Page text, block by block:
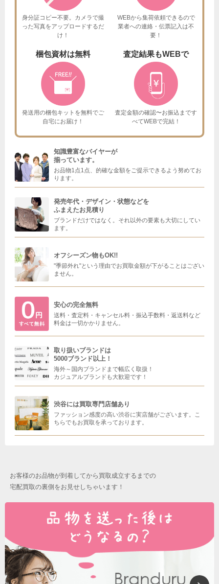
身分証コピー不要。カメラで撮
った写真をアップロードするだ
け！
WEBから集荷依頼できるので
業者への連絡・伝票記入は不
要！
梱包資材は無料
発送用の梱包キットを無料でご
自宅にお届け！
査定結果もWEBで
査定金額の確認〜お振込まです
べてWEBで完結！
知識豊富なバイヤーが
揃っています。
お品物1点1点、的確な金額をご提示できるよう努めてお
ります。
発売年代・デザイン・状態などを
ふまえたお見積り
ブランドだけではなく。それ以外の要素も大切にしてい
ます。
オフシーズン物もOK!!
"季節外れ"という理由でお買取金額が下がることはござい
ません。
安心の完全無料
送料・査定料・キャンセル料・振込手数料・返送料など
料金は一切かかりません。
取り扱いブランドは
5000ブランド以上！
海外～国内ブランドまで幅広く取扱！
カジュアルブランドも大歓迎です！
渋谷には買取専門店舗あり
ファッション感度の高い渋谷に実店舗がございます。こ
ちらでもお買取を承っております。
お客様のお品物が到着してから買取成立するまでの
宅配買取の裏側をお見せしちゃいます！